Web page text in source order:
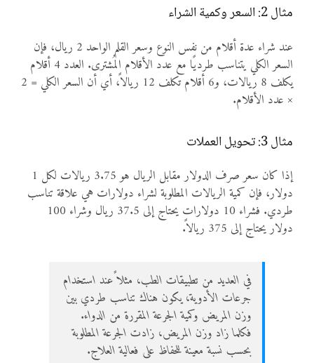
مثال 2: السعر وكمية الشراء
عند شراء عدة أقلام من نفس النوع وسعر القلم الواحد 2 ريال، فإن
السعر الكلي يتناسب طرديًا مع عدد الأقلام المُشترى. العدد 4 أقلام
يكلف 8 ريالات، و6 أقلام تكلف 12 ريالاً، أي أن السعر الكلي = 2
× عدد الأقلام.
مثال 3: تحويل العملات
إذا كان سعر صرف الدولار مقابل الريال هو 3.75 ريالات لكل 1
دولار، فإن كمية الريالات المطلوبة لشراء دولارات هي علاقة تناسب
طردي. فشراء 10 دولارات يحتاج إلى 37.5 ريال وشراء 100
دولار يحتاج إلى 375 ريالاً.
في العديد من تطبيقات الطب، مثلاً عند استخدام
جرعات الأدوية، يكون هناك تناسب طردي بين
وزن المريض وكمية الجرعة المقررة من الدواء.
فكلما زاد وزن المريض، زادت الجرعة المطلوبة
بحسب نسبة معينة للحفاظ على فعالية العلاج.